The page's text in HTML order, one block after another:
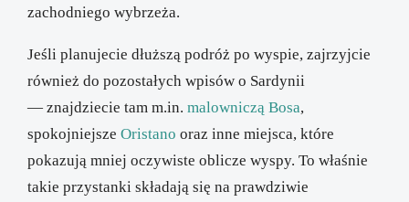
zachodniego wybrzeża.
Jeśli planujecie dłuższą podróż po wyspie, zajrzyjcie
również do pozostałych wpisów o Sardynii
— znajdziecie tam m.in. malowniczą Bosa,
spokojniejsze Oristano oraz inne miejsca, które
pokazują mniej oczywiste oblicze wyspy. To właśnie
takie przystanki składają się na prawdziwie